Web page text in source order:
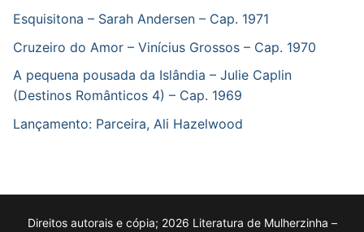
Esquisitona – Sarah Andersen – Cap. 1971
Cruzeiro do Amor – Vinícius Grossos – Cap. 1970
A pequena pousada da Islândia – Julie Caplin
(Destinos Românticos 4) – Cap. 1969
Lançamento: Parceira, Ali Hazelwood
Direitos autorais e cópia; 2026 Literatura de Mulherzinha –